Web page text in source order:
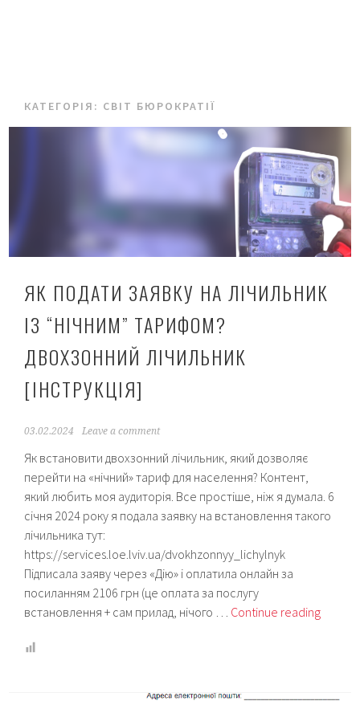
КАТЕГОРІЯ: СВІТ БЮРОКРАТІЇ
ЯК ПОДАТИ ЗАЯВКУ НА ЛІЧИЛЬНИК
ІЗ “НІЧНИМ” ТАРИФОМ?
ДВОХЗОННИЙ ЛІЧИЛЬНИК
[ІНСТРУКЦІЯ]
03.02.2024 Leave a comment
Як встановити двохзонний лічильник, який дозволяє
перейти на «нічний» тариф для населення? Контент,
який любить моя аудиторія. Все простіше, ніж я думала. 6
січня 2024 року я подала заявку на встановлення такого
лічильника тут:
https://services.loe.lviv.ua/dvokhzonnyy_lichylnyk
Підписала заяву через «Дію» і оплатила онлайн за
посиланням 2106 грн (це оплата за послугу
встановлення + сам прилад, нічого … Continue readingЯк